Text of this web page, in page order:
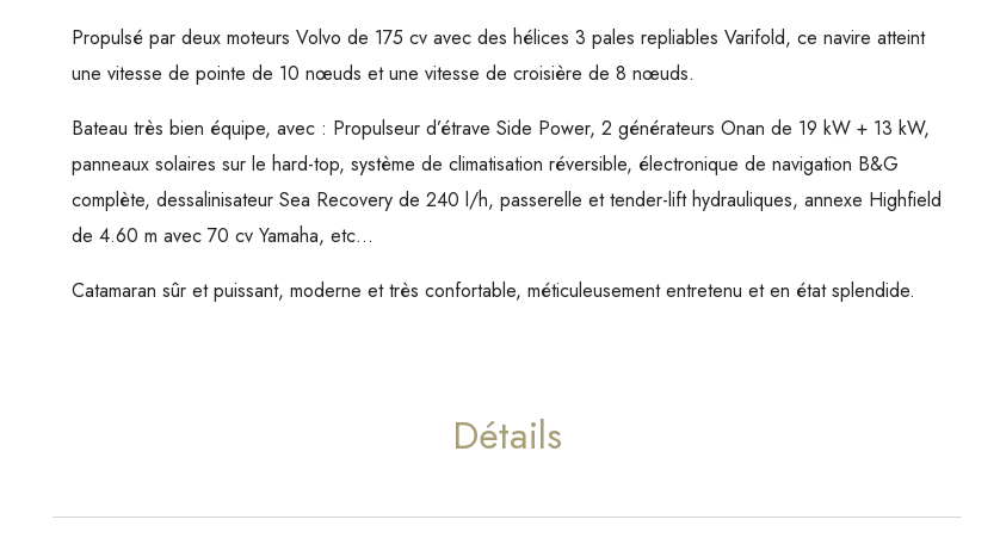
Propulsé par deux moteurs Volvo de 175 cv avec des hélices 3 pales repliables Varifold, ce navire atteint
une vitesse de pointe de 10 nœuds et une vitesse de croisière de 8 nœuds.
Bateau très bien équipe, avec : Propulseur d’étrave Side Power, 2 générateurs Onan de 19 kW + 13 kW,
panneaux solaires sur le hard-top, système de climatisation réversible, électronique de navigation B&G
complète, dessalinisateur Sea Recovery de 240 l/h, passerelle et tender-lift hydrauliques, annexe Highfield
de 4.60 m avec 70 cv Yamaha, etc…
Catamaran sûr et puissant, moderne et très confortable, méticuleusement entretenu et en état splendide.
Détails